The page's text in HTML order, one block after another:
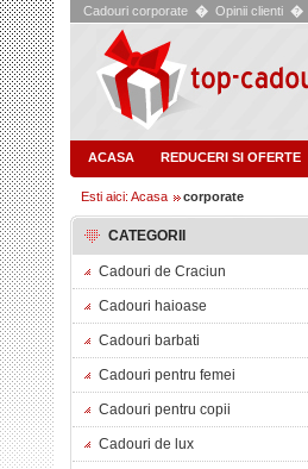
Cadouri corporate � Opinii clienti �
ACASA REDUCERI SI OFERTE
Esti aici: Acasa corporate
CATEGORII
Cadouri de Craciun
Cadouri haioase
Cadouri barbati
Cadouri pentru femei
Cadouri pentru copii
Cadouri de lux